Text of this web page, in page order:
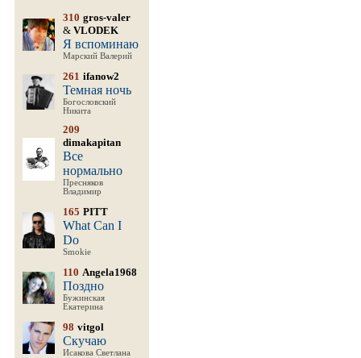
310 gros-valer
& VLODEK
Я вспоминаю
Марский Валерий
261 ifanow2
Темная ночь
Богословский
Никита
209
dimakapitan
Все
нормально
Пресняков
Владимир
165 PITT
What Can I
Do
Smokie
110 Angela1968
Поздно
Бужинская
Екатерина
98 vitgol
Скучаю
Исакова Светлана